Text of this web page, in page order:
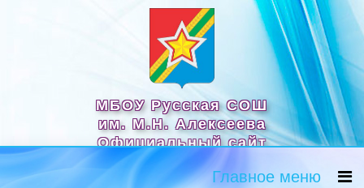
МБОУ Русская СОШ
им. М.Н. Алексеева
Официальный сайт
Главное меню